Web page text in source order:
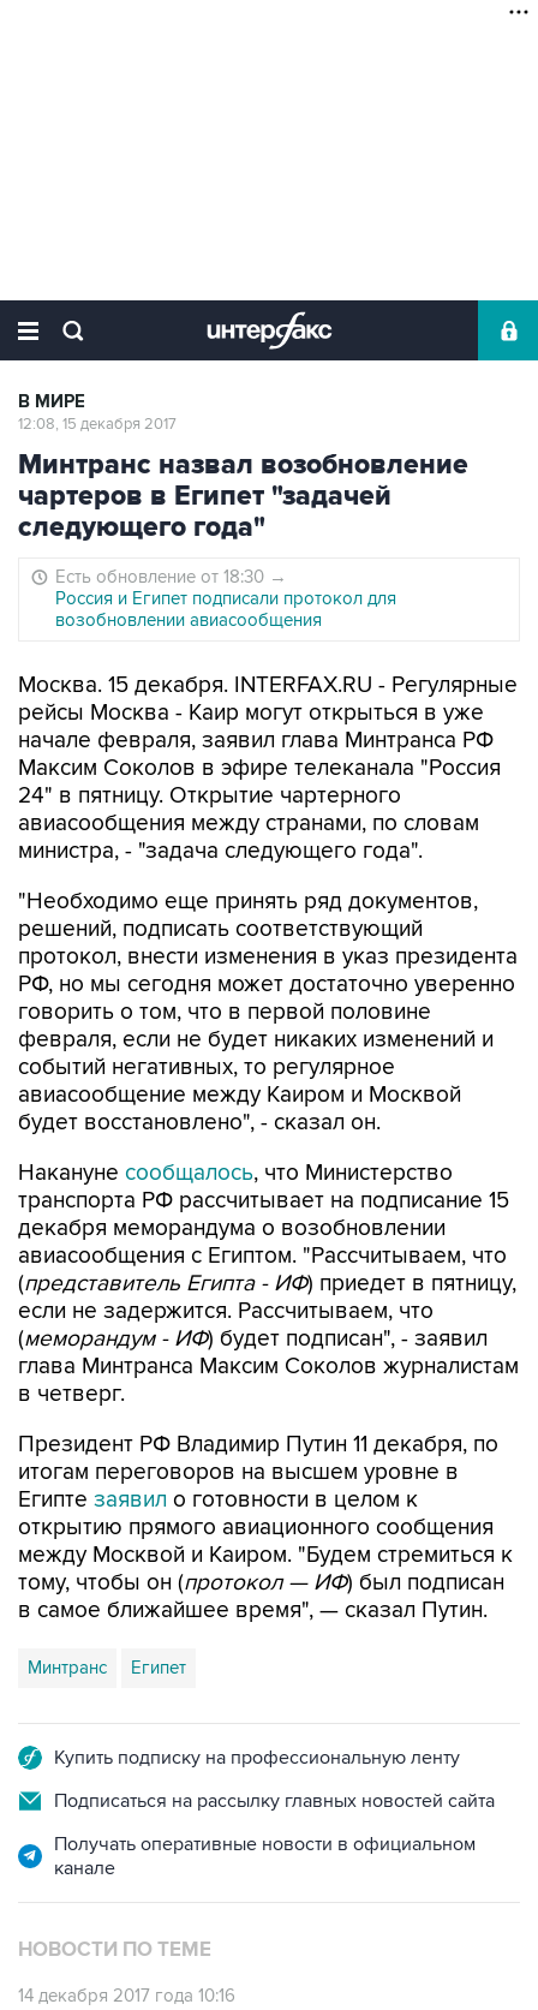
В МИРЕ
12:08, 15 декабря 2017
Минтранс назвал возобновление
чартеров в Египет "задачей
следующего года"
Есть обновление от 18:30 →
Россия и Египет подписали протокол для
возобновлении авиасообщения
Москва. 15 декабря. INTERFAX.RU - Регулярные
рейсы Москва - Каир могут открыться в уже
начале февраля, заявил глава Минтранса РФ
Максим Соколов в эфире телеканала "Россия
24" в пятницу. Открытие чартерного
авиасообщения между странами, по словам
министра, - "задача следующего года".
"Необходимо еще принять ряд документов,
решений, подписать соответствующий
протокол, внести изменения в указ президента
РФ, но мы сегодня может достаточно уверенно
говорить о том, что в первой половине
февраля, если не будет никаких изменений и
событий негативных, то регулярное
авиасообщение между Каиром и Москвой
будет восстановлено", - сказал он.
Накануне сообщалось, что Министерство
транспорта РФ рассчитывает на подписание 15
декабря меморандума о возобновлении
авиасообщения с Египтом. "Рассчитываем, что
(представитель Египта - ИФ) приедет в пятницу,
если не задержится. Рассчитываем, что
(меморандум - ИФ) будет подписан", - заявил
глава Минтранса Максим Соколов журналистам
в четверг.
Президент РФ Владимир Путин 11 декабря, по
итогам переговоров на высшем уровне в
Египте заявил о готовности в целом к
открытию прямого авиационного сообщения
между Москвой и Каиром. "Будем стремиться к
тому, чтобы он (протокол — ИФ) был подписан
в самое ближайшее время", — сказал Путин.
Минтранс Египет
Купить подписку на профессиональную ленту
Подписаться на рассылку главных новостей сайта
Получать оперативные новости в официальном
канале
НОВОСТИ ПО ТЕМЕ
14 декабря 2017 года 10:16